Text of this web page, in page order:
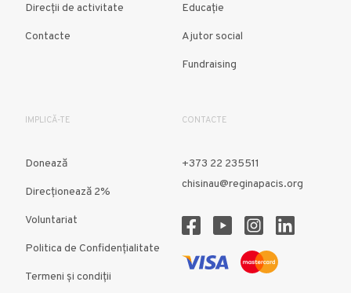
Direcții de activitate
Contacte
Educație
Ajutor social
Fundraising
IMPLICĂ-TE
Donează
Direcţionează 2%
Voluntariat
Politica de Confidențialitate
Termeni și condiții
CONTACTE
+373 22 235511
chisinau@reginapacis.org